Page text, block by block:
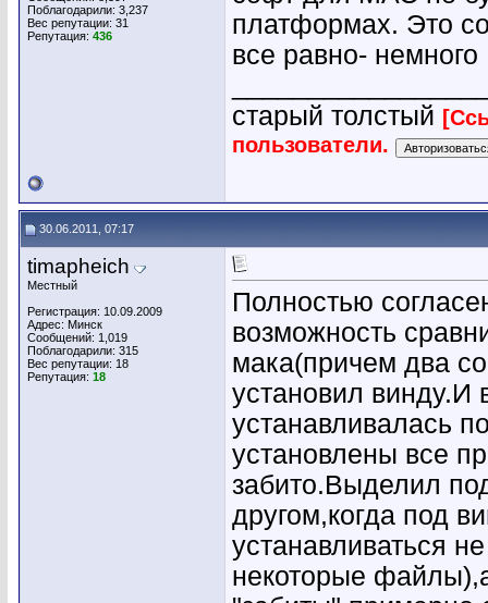
Поблагодарили: 3,237
Вес репутации: 31
Репутация: 436
платформах. Это
все равно-
старый толстый
пользователи.
30.06.2011, 07:17
timapheich
Местный
Регистрация: 10.09.2009
Адрес: Минск
Сообщений: 1,019
Поблагодарили: 315
Вес репутации: 18
Репутация: 18
Полностью
возможность
мака(причем два
установил винду.И
устанавливалась
установлены все
забито.Выделил
другом,когда под
устанавливаться
некоторые